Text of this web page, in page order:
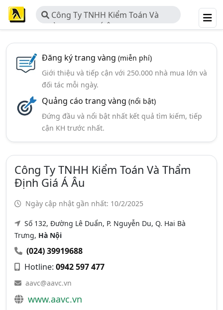
Công Ty TNHH Kiểm Toán Và
Thẩm Định Giá Á Âu
Đăng ký trang vàng (miễn phí)
Giới thiệu và tiếp cận với 250.000 nhà mua lớn và
đối tác mỗi ngày.
Quảng cáo trang vàng (nổi bật)
Đứng đầu và nổi bật nhất kết quả tìm kiếm, tiếp
cận KH trước nhất.
Công Ty TNHH Kiểm Toán Và Thẩm
Định Giá Á Âu
Ngày cập nhật gần nhất: 10/2/2025
Số 132, Đường Lê Duẩn, P. Nguyễn Du, Q. Hai Bà
Trưng, Hà Nội
(024) 39919688
Hotline: 0942 597 477
aavc@aavc.vn
www.aavc.vn